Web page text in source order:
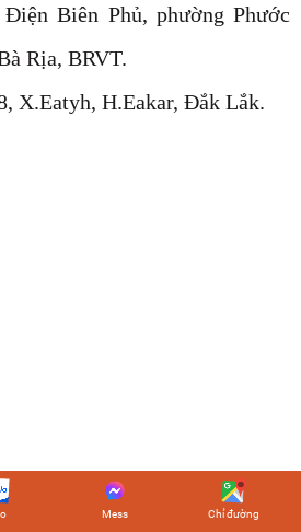
Điện Biên Phủ, phường Phước
Rịa, BRVT.
X.Eatyh, H.Eakar, Đắk Lắk.
Mess Chỉ đường